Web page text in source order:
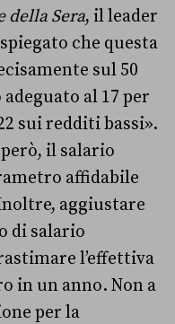
della Sera, il leader
che questa
sul 50
al 17 per
sui redditi bassi».
il salario
affidabile
aggiustare
di salario
l’effettiva
in un anno. Non a
per la